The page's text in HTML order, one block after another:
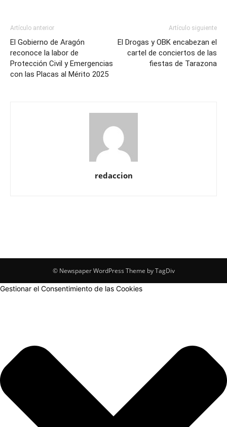
Artículo anterior
El Gobierno de Aragón
reconoce la labor de
Protección Civil y Emergencias
con las Placas al Mérito 2025
Artículo siguiente
El Drogas y OBK encabezan el
cartel de conciertos de las
fiestas de Tarazona
redaccion
© Newspaper WordPress Theme by TagDiv
Gestionar el Consentimiento de las Cookies